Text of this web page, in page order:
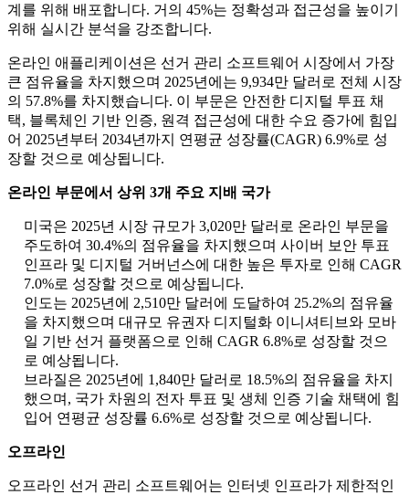
계를 위해 배포합니다. 거의 45%는 정확성과 접근성을 높이기
위해 실시간 분석을 강조합니다.
온라인 애플리케이션은 선거 관리 소프트웨어 시장에서 가장
큰 점유율을 차지했으며 2025년에는 9,934만 달러로 전체 시장
의 57.8%를 차지했습니다. 이 부문은 안전한 디지털 투표 채
택, 블록체인 기반 인증, 원격 접근성에 대한 수요 증가에 힘입
어 2025년부터 2034년까지 연평균 성장률(CAGR) 6.9%로 성
장할 것으로 예상됩니다.
온라인 부문에서 상위 3개 주요 지배 국가
미국은 2025년 시장 규모가 3,020만 달러로 온라인 부문을
주도하여 30.4%의 점유율을 차지했으며 사이버 보안 투표
인프라 및 디지털 거버넌스에 대한 높은 투자로 인해 CAGR
7.0%로 성장할 것으로 예상됩니다.
인도는 2025년에 2,510만 달러에 도달하여 25.2%의 점유율
을 차지했으며 대규모 유권자 디지털화 이니셔티브와 모바
일 기반 선거 플랫폼으로 인해 CAGR 6.8%로 성장할 것으
로 예상됩니다.
브라질은 2025년에 1,840만 달러로 18.5%의 점유율을 차지
했으며, 국가 차원의 전자 투표 및 생체 인증 기술 채택에 힘
입어 연평균 성장률 6.6%로 성장할 것으로 예상됩니다.
오프라인
오프라인 선거 관리 소프트웨어는 인터넷 인프라가 제한적인